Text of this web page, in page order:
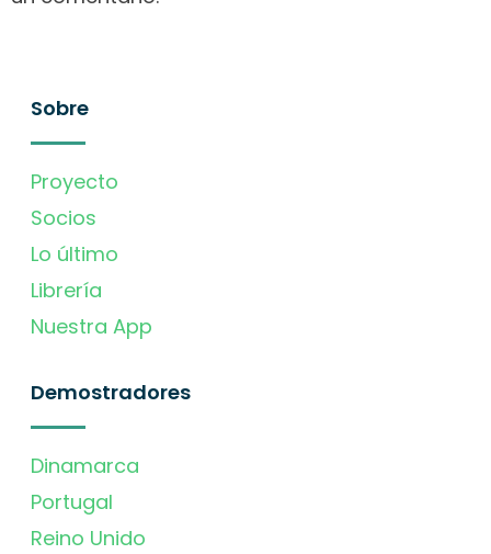
Sobre
Proyecto
Socios
Lo último
Librería
Nuestra App
Demostradores
Dinamarca
Portugal
Reino Unido